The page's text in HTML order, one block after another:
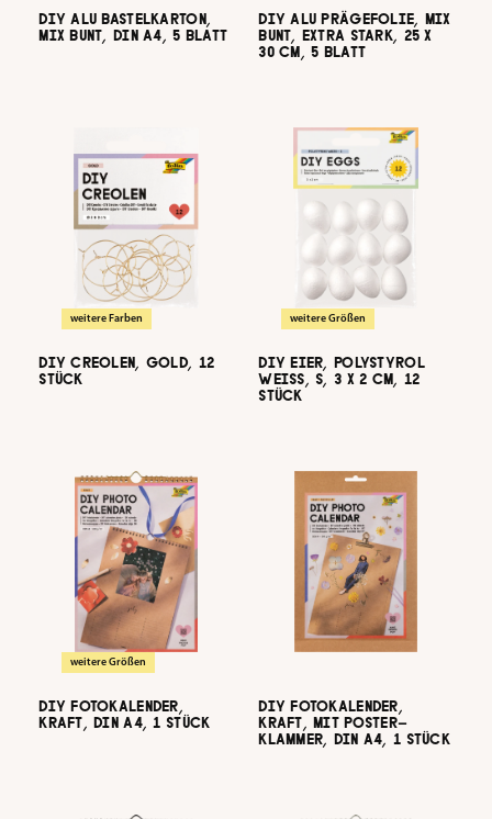
DIY ALU BASTELKARTON,
MIX BUNT, DIN A4, 5 BLATT
DIY ALU PRÄGEFOLIE, MIX
BUNT, EXTRA STARK, 25 X
30 CM, 5 BLATT
weitere Farben
DIY CREOLEN, GOLD, 12
STÜCK
weitere Größen
DIY EIER, POLYSTYROL
WEISS, S, 3 X 2 CM, 12 S
TÜCK
weitere Größen
DIY FOTOKALENDER,
KRAFT, DIN A4, 1 STÜCK
DIY FOTOKALENDER,
KRAFT, MIT POSTER-
KLAMMER, DIN A4, 1 STÜCK